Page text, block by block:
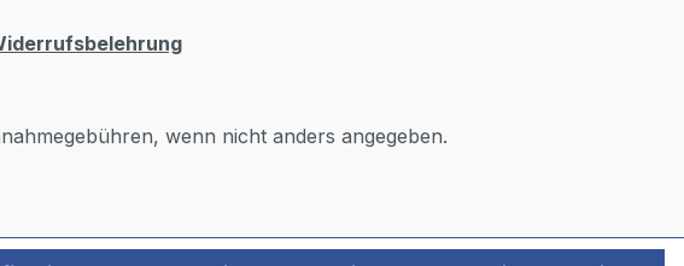
wenn nicht anders angegeben.